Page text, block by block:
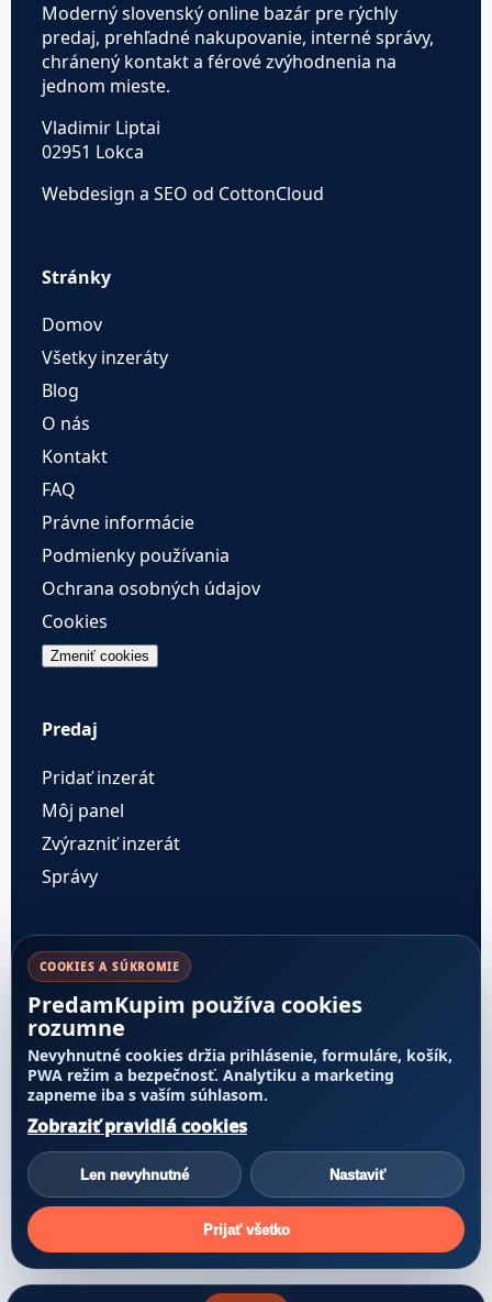
Moderný slovenský online bazár pre rýchly
predaj, prehľadné nakupovanie, interné správy,
chránený kontakt a férové zvýhodnenia na
jednom mieste.
Vladimir Liptai
02951 Lokca
Webdesign a SEO od CottonCloud
Stránky
Domov
Všetky inzeráty
Blog
O nás
Kontakt
FAQ
Právne informácie
Podmienky používania
Ochrana osobných údajov
Cookies
Zmeniť cookies
Predaj
Pridať inzerát
Môj panel
Zvýrazniť inzerát
Správy
Pravidlá a dôvera
Cenník služieb
Pravidlá inzercie
Transparentnosť poradia
Nahlásiť obsah
Reklamácie a odstúpenie
Alternatívne riešenie sporov
COOKIES A SÚKROMIE
PredamKupim používa cookies
rozumne
Nevyhnutné cookies držia prihlásenie, formuláre, košík,
PWA režim a bezpečnosť. Analytiku a marketing
zapneme iba s vaším súhlasom.
Zobraziť pravidlá cookies
Len nevyhnutné Nastaviť
Prijať všetko